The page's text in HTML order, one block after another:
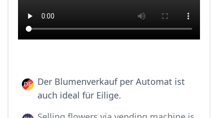
Der Blumenverkauf per Automat ist
auch ideal für Eilige.